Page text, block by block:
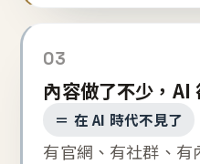
03
內容做了不少，AI
＝ 在 AI 時代不見了
有官網、有社群、有